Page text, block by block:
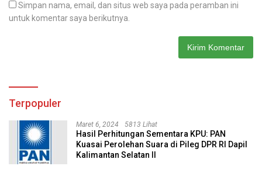
Simpan nama, email, dan situs web saya pada peramban ini
untuk komentar saya berikutnya.
Terpopuler
Maret 6, 2024 5813 Lihat
Hasil Perhitungan Sementara KPU: PAN
Kuasai Perolehan Suara di Pileg DPR RI Dapil
Kalimantan Selatan II